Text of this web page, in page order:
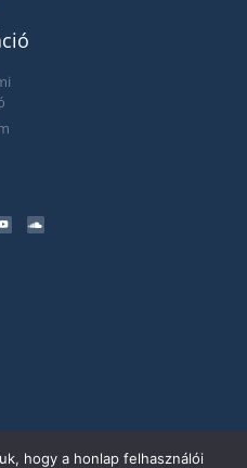
hogy a honlap felhasználói